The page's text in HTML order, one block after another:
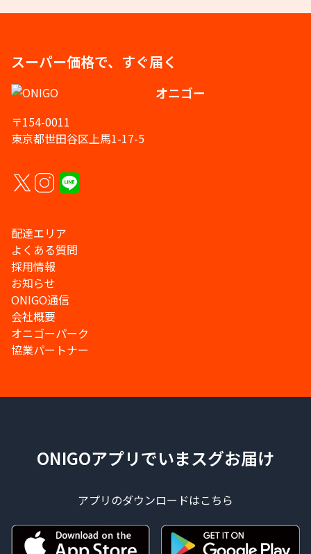
スーパー価格で、すぐ届く
オニゴー
〒154-0011
東京都世田谷区上馬1-17-5
配達エリア
よくある質問
採用情報
お知らせ
ONIGO通信
会社概要
オニゴーパーク
協業パートナー
ONIGOアプリでいまスグお届け
アプリのダウンロードはこちら